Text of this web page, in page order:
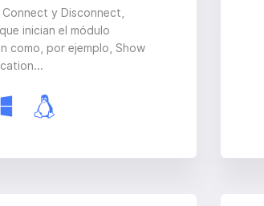
y Disconnect,
inician el módulo
como, por ejemplo, Show